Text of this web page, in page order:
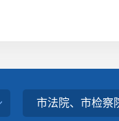
市法院、市检察